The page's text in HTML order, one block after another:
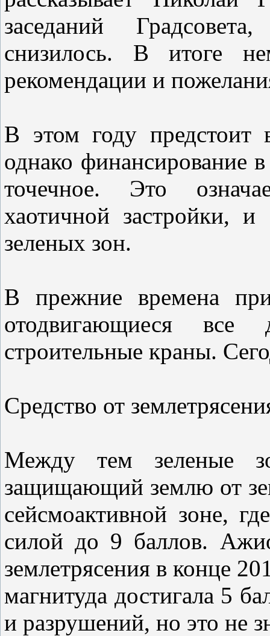
заседаний
снизилось. В итоге
рекомендации и
В этом году предстоит
однако финансирование
точечное. Это
хаотичной застройки, и
зеленых зон.
В прежние времена
отодвигающиеся
строительные краны.
Средство от
Между тем зеленые
защищающий землю от
сейсмоактивной зоне,
силой до 9 баллов.
землетрясения в конце
магнитуда достигала 5
и разрушений, но это не